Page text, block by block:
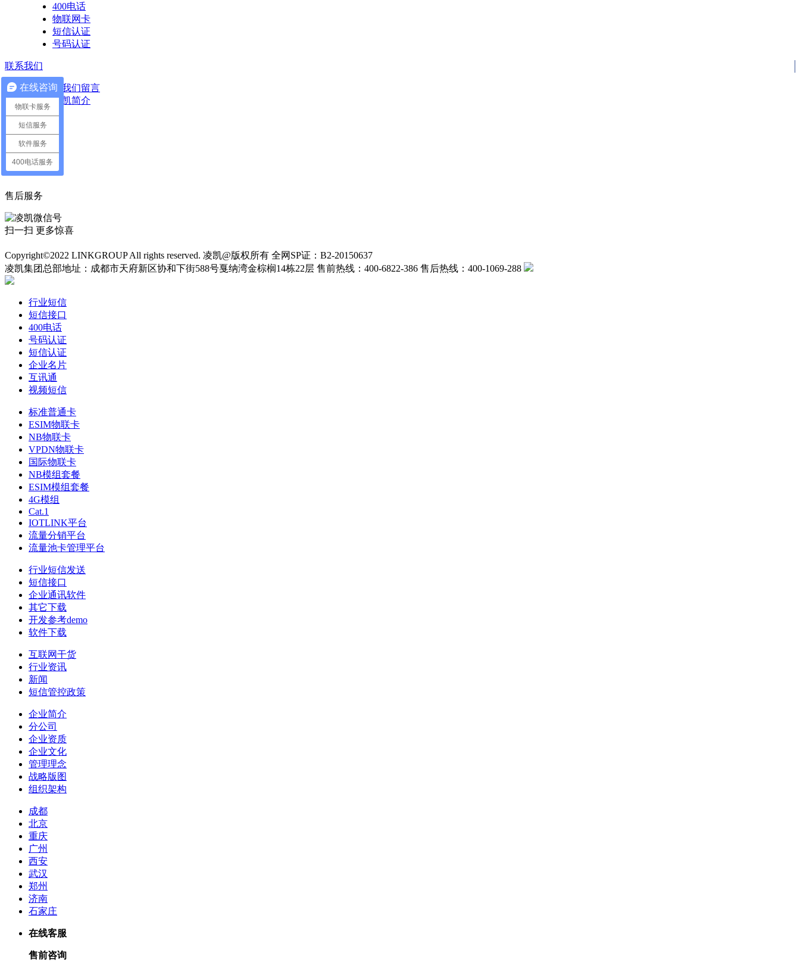
400电话
物联网卡
短信认证
号码认证
联系我们
给我们留言
凌凯简介
业务咨询
售后服务
扫一扫 更多惊喜
Copyright©2022 LINKGROUP All rights reserved. 凌凯@版权所有 全网SP证：B2-20150637
凌凯集团总部地址：成都市天府新区协和下街588号戛纳湾金棕榈14栋22层 售前热线：400-6822-386 售后热线：400-1069-288
行业短信
短信接口
400电话
号码认证
短信认证
企业名片
互讯通
视频短信
标准普通卡
ESIM物联卡
NB物联卡
VPDN物联卡
国际物联卡
NB模组套餐
ESIM模组套餐
4G模组
Cat.1
IOTLINK平台
流量分销平台
流量池卡管理平台
行业短信发送
短信接口
企业通讯软件
其它下载
开发参考demo
软件下载
互联网干货
行业资讯
新闻
短信管控政策
企业简介
分公司
企业资质
企业文化
管理理念
战略版图
组织架构
成都
北京
重庆
广州
西安
武汉
郑州
济南
石家庄
在线客服
售前咨询
在线咨询
物联卡服务
短信服务
软件服务
400电话服务